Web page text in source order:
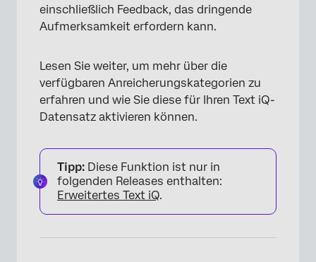
einschließlich Feedback, das dringende
Aufmerksamkeit erfordern kann.
Lesen Sie weiter, um mehr über die
verfügbaren Anreicherungskategorien zu
erfahren und wie Sie diese für Ihren Text iQ-
Datensatz aktivieren können.
Tipp: Diese Funktion ist nur in
folgenden Releases enthalten:
Erweitertes Text iQ.